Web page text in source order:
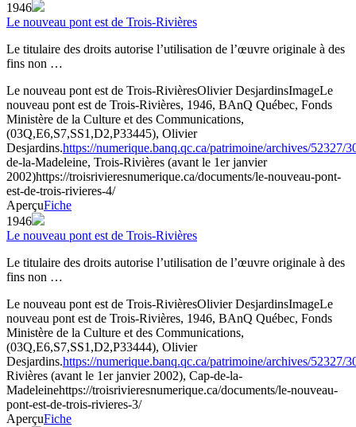
1946
Le nouveau pont est de Trois-Rivières
Le titulaire des droits autorise l’utilisation de l’œuvre originale à des
fins non …
Le nouveau pont est de Trois-RivièresOlivier DesjardinsImageLe
nouveau pont est de Trois-Rivières, 1946, BAnQ Québec, Fonds
Ministère de la Culture et des Communications,
(03Q,E6,S7,SS1,D2,P33445), Olivier
Desjardins.https://numerique.banq.qc.ca/patrimoine/archives/52327/
de-la-Madeleine, Trois-Rivières (avant le 1er janvier
2002)https://troisrivieresnumerique.ca/documents/le-nouveau-pont-
est-de-trois-rivieres-4/
AperçuFiche
1946
Le nouveau pont est de Trois-Rivières
Le titulaire des droits autorise l’utilisation de l’œuvre originale à des
fins non …
Le nouveau pont est de Trois-RivièresOlivier DesjardinsImageLe
nouveau pont est de Trois-Rivières, 1946, BAnQ Québec, Fonds
Ministère de la Culture et des Communications,
(03Q,E6,S7,SS1,D2,P33444), Olivier
Desjardins.https://numerique.banq.qc.ca/patrimoine/archives/52327/
Rivières (avant le 1er janvier 2002), Cap-de-la-
Madeleinehttps://troisrivieresnumerique.ca/documents/le-nouveau-
pont-est-de-trois-rivieres-3/
AperçuFiche